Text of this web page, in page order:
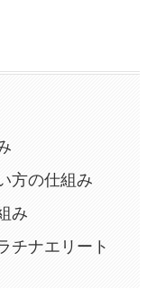
方の仕組み
み
チナエリート